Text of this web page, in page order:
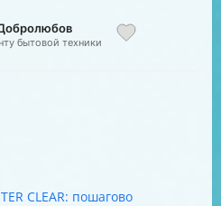
бытовой техники
CLEAR: пошагово